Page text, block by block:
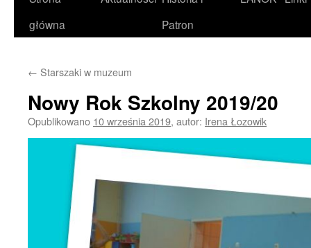
główna
Patron
← Starszaki w muzeum
Nowy Rok Szkolny 2019/20
Opublikowano 10 września 2019, autor: Irena Łozowik